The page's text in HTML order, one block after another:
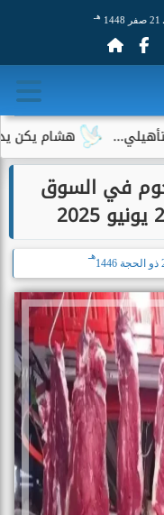
21 صفر 1448 هـ
هشام يكن يدعم
في السوق
هـ